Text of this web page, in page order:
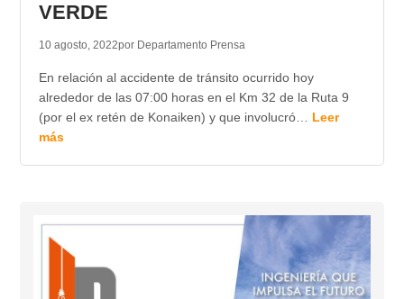
VERDE
10 agosto, 2022por Departamento Prensa
En relación al accidente de tránsito ocurrido hoy
alrededor de las 07:00 horas en el Km 32 de la Ruta 9
(por el ex retén de Konaiken) y que involucró… Leer
más